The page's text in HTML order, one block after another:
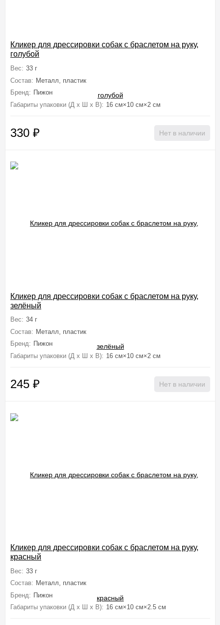
Кликер для дрессировки собак с браслетом на руку,
голубой
Вес: 33 г
Состав: Металл, пластик
Бренд: Пижон
Габариты упаковки (Д х Ш х В): 16 см×10 см×2 см
330 ₽ Нет в наличии
Кликер для дрессировки собак с браслетом на руку,
зелёный
Вес: 34 г
Состав: Металл, пластик
Бренд: Пижон
Габариты упаковки (Д х Ш х В): 16 см×10 см×2 см
245 ₽ Нет в наличии
Кликер для дрессировки собак с браслетом на руку,
красный
Вес: 33 г
Состав: Металл, пластик
Бренд: Пижон
Габариты упаковки (Д х Ш х В): 16 см×10 см×2.5 см